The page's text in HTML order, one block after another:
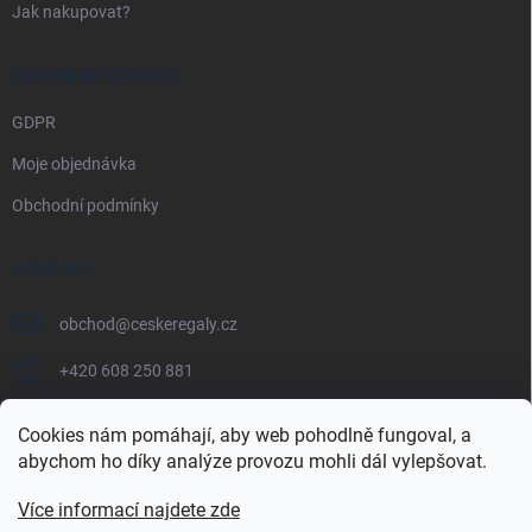
Cookies nám pomáhají, aby web pohodlně fungoval, a
abychom ho díky analýze provozu mohli dál vylepšovat.
Více informací najdete zde
Jak nakupovat?
PRÁVNÍ INFORMACE
GDPR
Moje objednávka
Obchodní podmínky
KONTAKT
obchod@ceskeregaly.cz
+420 608 250 881